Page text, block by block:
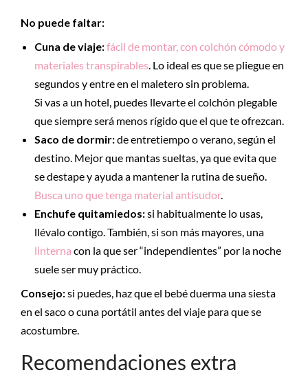
No puede faltar:
Cuna de viaje:fácil de montar, con colchón cómodo y
materiales transpirables. Lo ideal es que se pliegue en
segundos y entre en el maletero sin problema.
Si vas a un hotel, puedes llevarte el colchón plegable
que siempre será menos rígido que el que te ofrezcan.
Saco de dormir:de entretiempo o verano, según el
destino. Mejor que mantas sueltas, ya que evita que
se destape y ayuda a mantener la rutina de sueño.
Busca uno que tenga material antisudor.
Enchufe quitamiedos:si habitualmente lo usas,
llévalo contigo. También, si son más mayores, una
linterna con la que ser “independientes” por la noche
suele ser muy práctico.
Consejo:si puedes, haz que el bebé duerma una siesta
en el saco o cuna portátil antes del viaje para que se
acostumbre.
Recomendaciones extra